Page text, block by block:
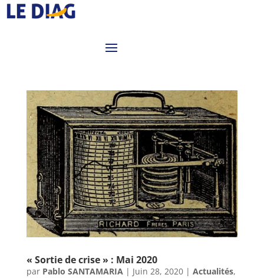
« Sortie de crise » : Mai 2020
par Pablo SANTAMARIA| Juin 28, 2020| Actualités,